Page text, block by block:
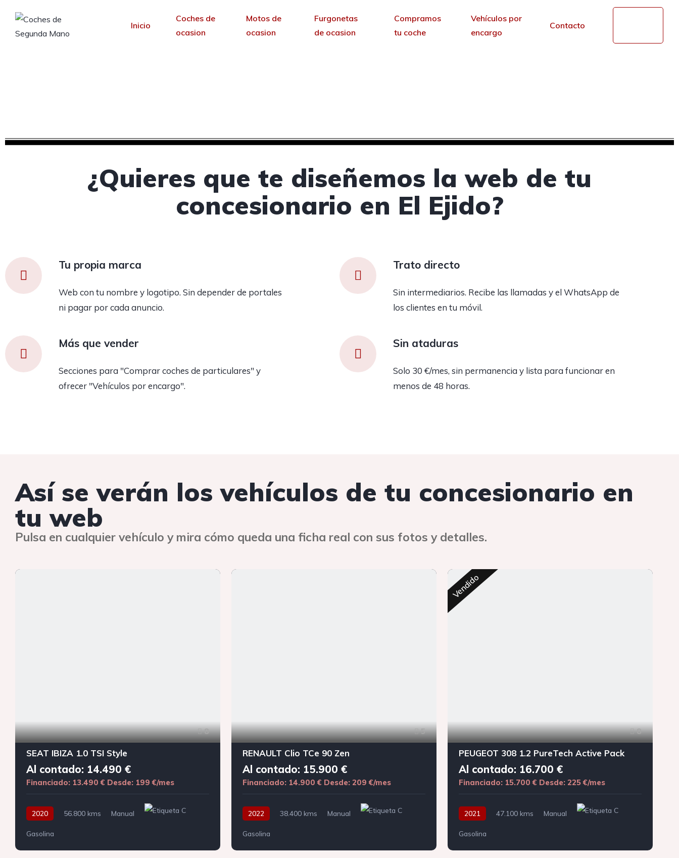
Inicio
Coches de
ocasion
Motos de
ocasion
Furgonetas
de ocasion
Compramos
tu coche
Vehículos por
encargo
Contacto
¿Quieres que te diseñemos la web de tu
concesionario en El Ejido?
Tu propia marca
Web con tu nombre y logotipo. Sin depender de portales
ni pagar por cada anuncio.
Trato directo
Sin intermediarios. Recibe las llamadas y el WhatsApp de
los clientes en tu móvil.
Más que vender
Secciones para "Comprar coches de particulares" y
ofrecer "Vehículos por encargo".
Sin ataduras
Solo 30 €/mes, sin permanencia y lista para funcionar en
menos de 48 horas.
Así se verán los vehículos de tu concesionario en
tu web
Pulsa en cualquier vehículo y mira cómo queda una ficha real con sus fotos y detalles.
8
SEAT IBIZA 1.0 TSI Style
Al contado: 14.490 €
Financiado: 13.490 € Desde: 199 €/mes
2020 56.800 kms Manual
Gasolina
5
RENAULT Clio TCe 90 Zen
Al contado: 15.900 €
Financiado: 14.900 € Desde: 209 €/mes
2022 38.400 kms Manual
Gasolina
Vendido
8
PEUGEOT 308 1.2 PureTech Active Pack
Al contado: 16.700 €
Financiado: 15.700 € Desde: 225 €/mes
2021 47.100 kms Manual
Gasolina